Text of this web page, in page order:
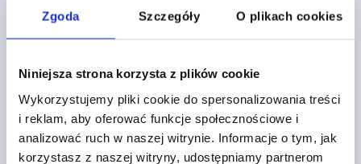
Zgoda Szczegóły O plikach cookies
Niniejsza strona korzysta z plików cookie
Wykorzystujemy pliki cookie do spersonalizowania treści
i reklam, aby oferować funkcje społecznościowe i
analizować ruch w naszej witrynie. Informacje o tym, jak
korzystasz z naszej witryny, udostępniamy partnerom
NOŚNOŚĆ NA PARĘ KG=15
Nr zamówienia:K0536.10406
18,25 PLN
plus koszty wysyłki
SZCZEGÓŁY